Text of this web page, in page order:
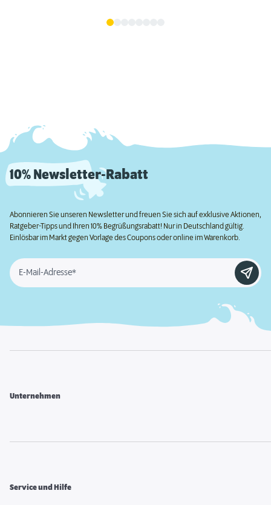
10% Newsletter-Rabatt
Abonnieren Sie unseren Newsletter und freuen Sie sich auf exklusive Aktionen,
Ratgeber-Tipps und Ihren 10% Begrüßungsrabatt! Nur in Deutschland gültig.
Einlösbar im Markt gegen Vorlage des Coupons oder online im Warenkorb.
E-Mail-Adresse*
Unternehmen
Service und Hilfe